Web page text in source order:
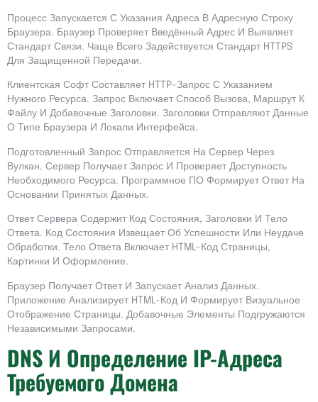
Процесс Запускается С Указания Адреса В Адресную Строку
Браузера. Браузер Проверяет Введённый Адрес И Выявляет
Стандарт Связи. Чаще Всего Задействуется Стандарт HTTPS
Для Защищенной Передачи.
Клиентская Софт Составляет HTTP-Запрос С Указанием
Нужного Ресурса. Запрос Включает Способ Вызова, Маршрут К
Файлу И Добавочные Заголовки. Заголовки Отправляют Данные
О Типе Браузера И Локали Интерфейса.
Подготовленный Запрос Отправляется На Сервер Через
Вулкан. Сервер Получает Запрос И Проверяет Доступность
Необходимого Ресурса. Программное ПО Формирует Ответ На
Основании Принятых Данных.
Ответ Сервера Содержит Код Состояния, Заголовки И Тело
Ответа. Код Состояния Извещает Об Успешности Или Неудаче
Обработки. Тело Ответа Включает HTML-Код Страницы,
Картинки И Оформление.
Браузер Получает Ответ И Запускает Анализ Данных.
Приложение Анализирует HTML-Код И Формирует Визуальное
Отображение Страницы. Добавочные Элементы Подгружаются
Независимыми Запросами.
DNS И Определение IP-Адреса
Требуемого Домена